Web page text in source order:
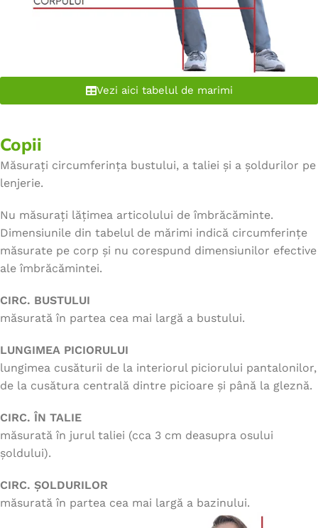
Vezi aici tabelul de marimi
Copii
Măsurați circumferința bustului, a taliei și a șoldurilor pe
lenjerie.
Nu măsurați lățimea articolului de îmbrăcăminte.
Dimensiunile din tabelul de mărimi indică circumferințe
măsurate pe corp și nu corespund dimensiunilor efective
ale îmbrăcămintei.
CIRC. BUSTULUI
măsurată în partea cea mai largă a bustului.
LUNGIMEA PICIORULUI
lungimea cusăturii de la interiorul piciorului pantalonilor,
de la cusătura centrală dintre picioare și până la gleznă.
CIRC. ÎN TALIE
măsurată în jurul taliei (cca 3 cm deasupra osului
șoldului).
CIRC. ȘOLDURILOR
măsurată în partea cea mai largă a bazinului.